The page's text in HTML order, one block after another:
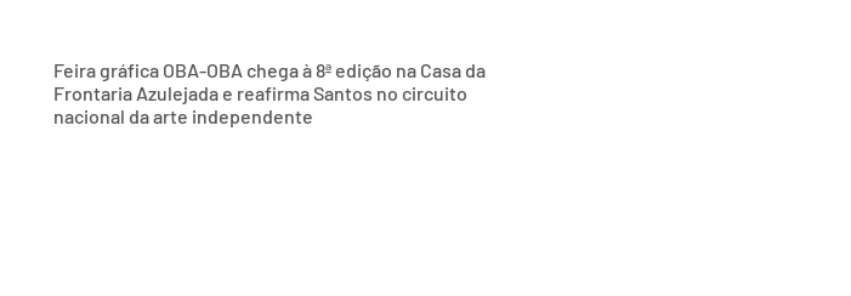
Feira gráfica OBA-OBA chega à 8ª edição na Casa da
Frontaria Azulejada e reafirma Santos no circuito
nacional da arte independente